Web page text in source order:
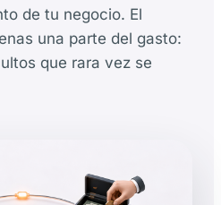
de tu negocio. El
una parte del gasto:
que rara vez se